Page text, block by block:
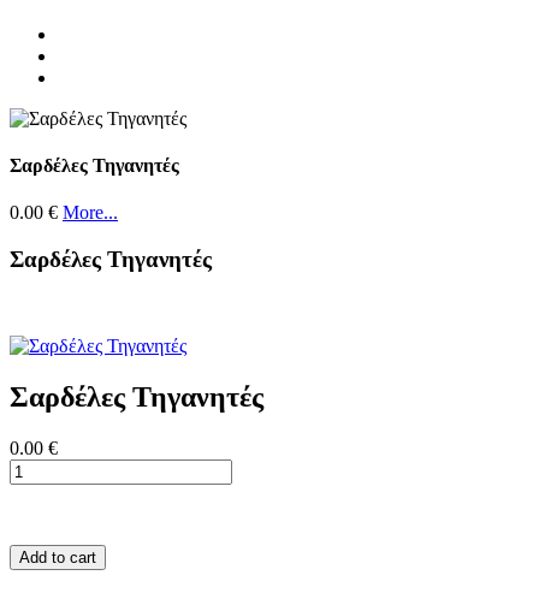
Σαρδέλες Τηγανητές
0.00 € More...
Σαρδέλες Τηγανητές
Σαρδέλες Τηγανητές
0.00 €
Add to cart